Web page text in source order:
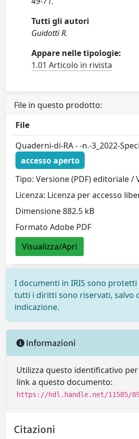
Tutti gli autori
Guidotti R.
Appare nelle tipologie:
1.01 Articolo in rivista
File in questo prodotto:
File
Quaderni-di-RA - -n.-3_2022-
accesso aperto
Tipo: Versione (PDF) editoriale /
Licenza: Licenza per accesso
Dimensione 882.5 kB
Formato Adobe PDF
Visualizza/Apri
I documenti in IRIS sono
tutti i diritti sono riservati, salvo
indicazione.
Informazioni
Utilizza questo identificativo
link a questo documento:
https://hdl.handle.net/11585/
Citazioni